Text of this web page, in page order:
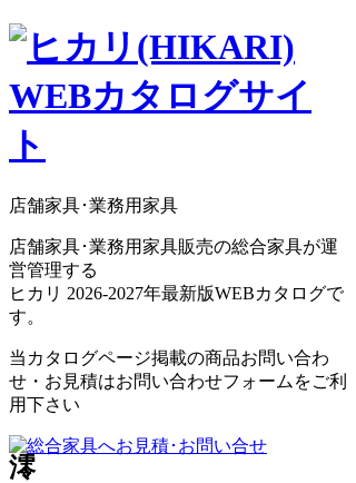
店舗家具･業務用家具
店舗家具･業務用家具販売の総合家具が運
営管理する
ヒカリ 2026-2027年最新版WEBカタログで
す。
当カタログページ掲載の商品お問い合わ
せ・お見積はお問い合わせフォームをご利
用下さい
澪